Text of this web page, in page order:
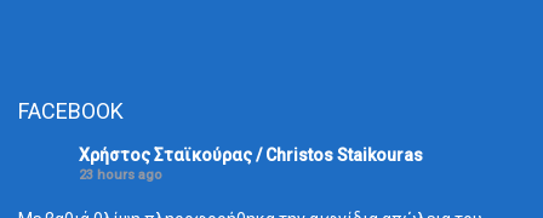
FACEBOOK
Χρήστος Σταϊκούρας / Christos Staikouras
23 hours ago